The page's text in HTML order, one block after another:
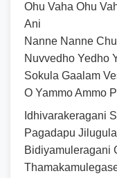
Ohu Vaha Ohu
Ani
Nanne Nanne
Nuvvedho Yedho
Sokula Gaalam
O Yammo Ammo
Idhivarakeragani
Pagadapu
Bidiyamuleragani